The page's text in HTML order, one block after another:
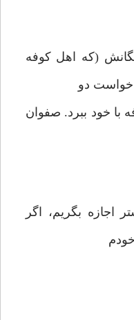
(كه اهل كوفه
خواست دو
با خود ببرد. صفوان
اجازه بگريم، اگر
خودم